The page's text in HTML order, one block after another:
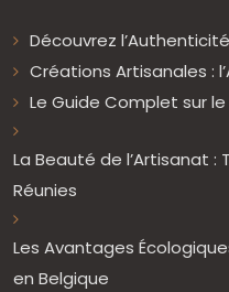
Découvrez
Créations Artisanales :
Le Guide Complet sur le
La Beauté de l’Artisanat
Réunies
Les Avantages
en Belgique